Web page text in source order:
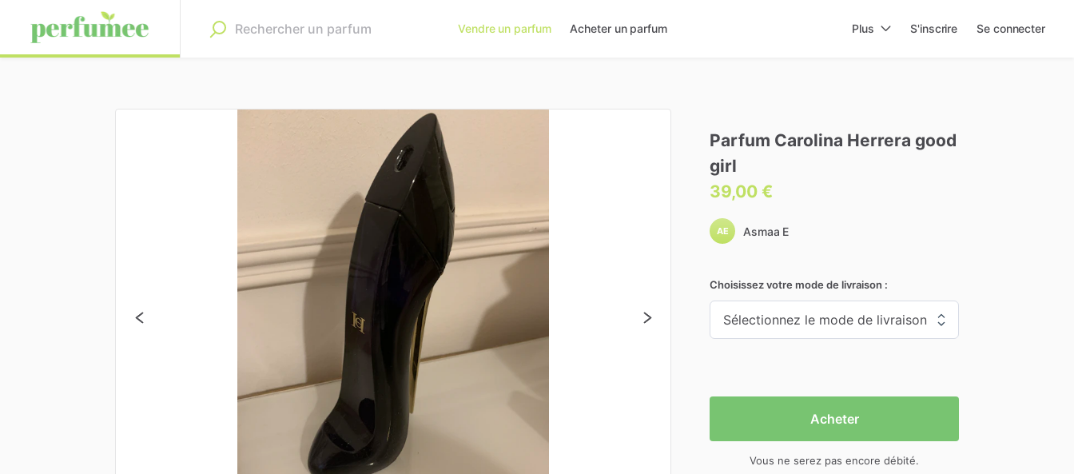
Vendre un parfum Acheter un parfum Plus S'inscrire Se connecter
Parfum Carolina Herrera good
girl
39,00 €
AE Asmaa E
Choisissez votre mode de livraison :
Acheter
Vous ne serez pas encore débité.